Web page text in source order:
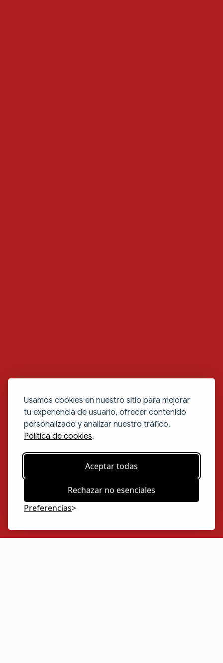
Usamos cookies en nuestro sitio para mejorar
tu experiencia de usuario, ofrecer contenido
personalizado y analizar nuestro tráfico.
Política de cookies.
Aceptar todas
Rechazar no esenciales
Preferencias